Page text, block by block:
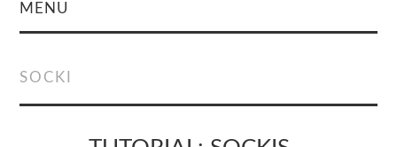
MENU
ÜBER MICH
SOCKI